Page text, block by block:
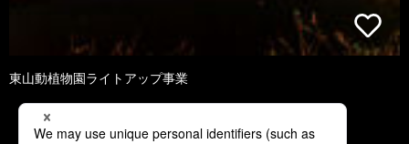
東山動植物園ライトアップ事業